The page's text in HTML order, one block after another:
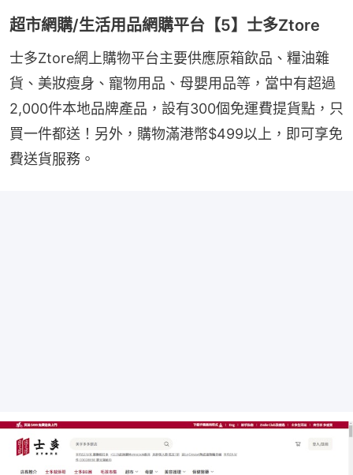
超市網購/生活用品網購平台【5】士多Ztore
士多Ztore網上購物平台主要供應原箱飲品、糧油雜
貨、美妝瘦身、寵物用品、母嬰用品等，當中有超過
2,000件本地品牌產品，設有300個免運費提貨點，只
買一件都送！另外，購物滿港幣$499以上，即可享免
費送貨服務。